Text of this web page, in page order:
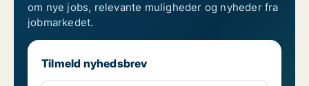
om nye jobs, relevante muligheder og nyheder fra
jobmarkedet.
Tilmeld nyhedsbrev